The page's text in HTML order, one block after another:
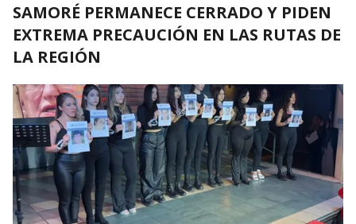
SAMORÉ PERMANECE CERRADO Y PIDEN
EXTREMA PRECAUCIÓN EN LAS RUTAS DE
LA REGIÓN